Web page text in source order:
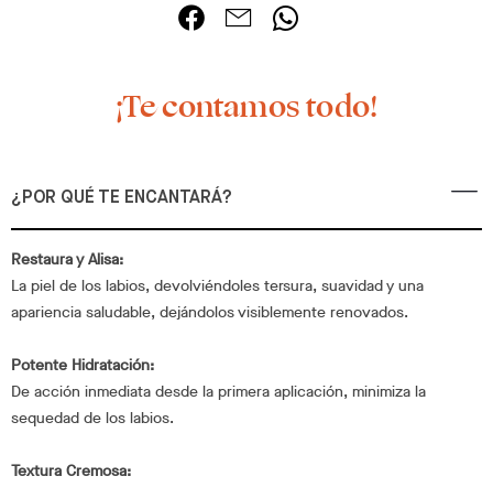
¡Te contamos todo!
¿POR QUÉ TE ENCANTARÁ?
Restaura y Alisa:
La piel de los labios, devolviéndoles tersura, suavidad y una
apariencia saludable, dejándolos visiblemente renovados.
Potente Hidratación:
De acción inmediata desde la primera aplicación, minimiza la
sequedad de los labios.
Textura Cremosa: